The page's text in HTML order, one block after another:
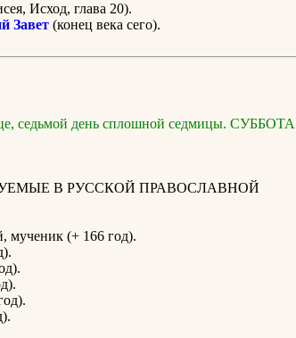
Исход, глава 20).
Завет (конец века сего).
седьмой день сплошной седмицы. СУББОТА
В РУССКОЙ ПРАВОСЛАВНОЙ
мученик (+ 166 год).